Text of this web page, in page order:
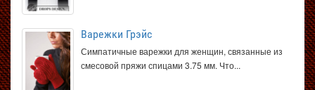
Варежки Грэйс
Симпатичные варежки для женщин, связанные из
смесовой пряжи спицами 3.75 мм. Что...